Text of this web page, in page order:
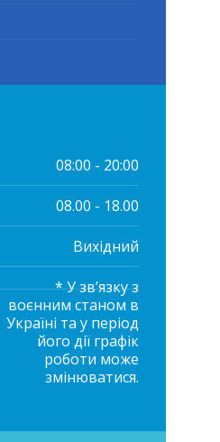
08:00 - 20:00
08.00 - 18.00
Вихідний
* У зв’язку з
воєнним станом в
Україні та у період
його дії графік
роботи може
змінюватися.